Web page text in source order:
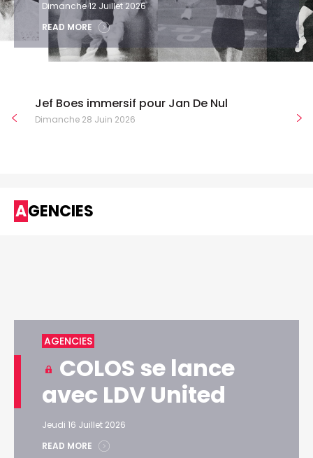
Dimanche 12 Juillet 2026
READ MORE
Jef Boes immersif pour Jan De Nul
Dimanche 28 Juin 2026
AGENCIES
AGENCIES
COLOS se lance
avec LDV United
Jeudi 16 Juillet 2026
READ MORE